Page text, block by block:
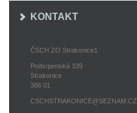
KONTAKT
ČSCH ZO Strakonice1
Podsrpenská 339
Strakonice
386 01
CSCHSTRAKONICE@SEZNAM.CZ